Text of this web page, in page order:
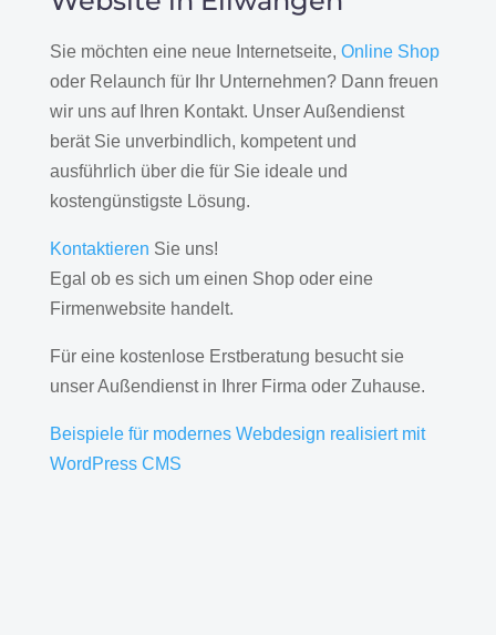
Sie möchten eine neue Internetseite, Online Shop
oder Relaunch für Ihr Unternehmen? Dann freuen
wir uns auf Ihren Kontakt. Unser Außendienst
berät Sie unverbindlich, kompetent und
ausführlich über die für Sie ideale und
kostengünstigste Lösung.
Kontaktieren Sie uns!
Egal ob es sich um einen Shop oder eine
Firmenwebsite handelt.
Für eine kostenlose Erstberatung besucht sie
unser Außendienst in Ihrer Firma oder Zuhause.
Beispiele für modernes Webdesign realisiert mit
WordPress CMS